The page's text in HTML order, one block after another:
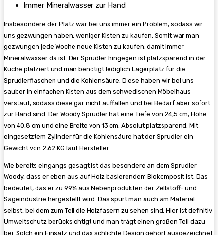
Immer Mineralwasser zur Hand
Insbesondere der Platz war bei uns immer ein Problem, sodass wir
uns gezwungen haben, weniger Kisten zu kaufen. Somit war man
gezwungen jede Woche neue Kisten zu kaufen, damit immer
Mineralwasser da ist. Der Sprudler hingegen ist platzsparend in der
Küche platziert und man benötigt lediglich Lagerplatz für die
Sprudlerflaschen und die Kohlensäure. Diese haben wir bei uns
sauber in einfachen Kisten aus dem schwedischen Möbelhaus
verstaut, sodass diese gar nicht auffallen und bei Bedarf aber sofort
zur Hand sind. Der Woody Sprudler hat eine Tiefe von 24,5 cm, Höhe
von 40,8 cm und eine Breite von 13 cm. Absolut platzsparend. Mit
eingesetztem Zylinder für die Kohlensäure hat der Sprudler ein
Gewicht von 2,62 KG laut Hersteller.
Wie bereits eingangs gesagt ist das besondere an dem Sprudler
Woody, dass er eben aus auf Holz basierendem Biokomposit ist. Das
bedeutet, das er zu 99% aus Nebenprodukten der Zellstoff- und
Sägeindustrie hergestellt wird. Das spürt man auch am Material
selbst, bei dem zum Teil die Holzfasern zu sehen sind. Hier ist definitiv
Umweltschutz berücksichtigt und man trägt einen großen Teil dazu
bei. Solch ein Einsatz und das schlichte Design gehört ausgezeichnet.